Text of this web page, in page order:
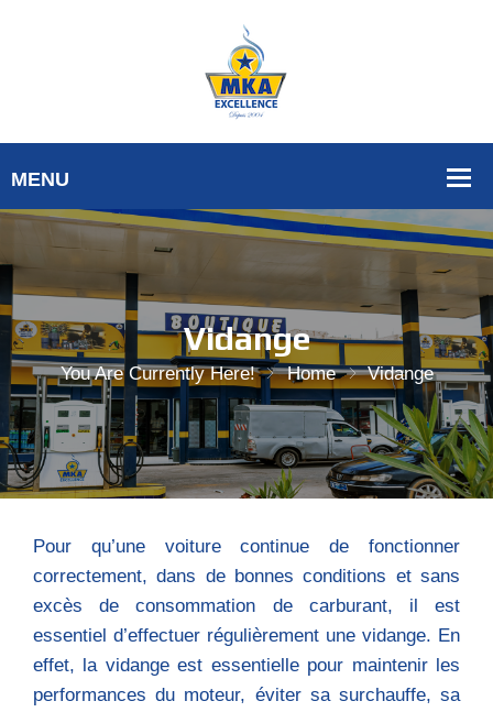
Vidange
You Are Currently Here! Home Vidange
Pour qu’une voiture continue de fonctionner
correctement, dans de bonnes conditions et sans
excès de consommation de carburant, il est
essentiel d’effectuer régulièrement une vidange. En
effet, la vidange est essentielle pour maintenir les
performances du moteur, éviter sa surchauffe, sa